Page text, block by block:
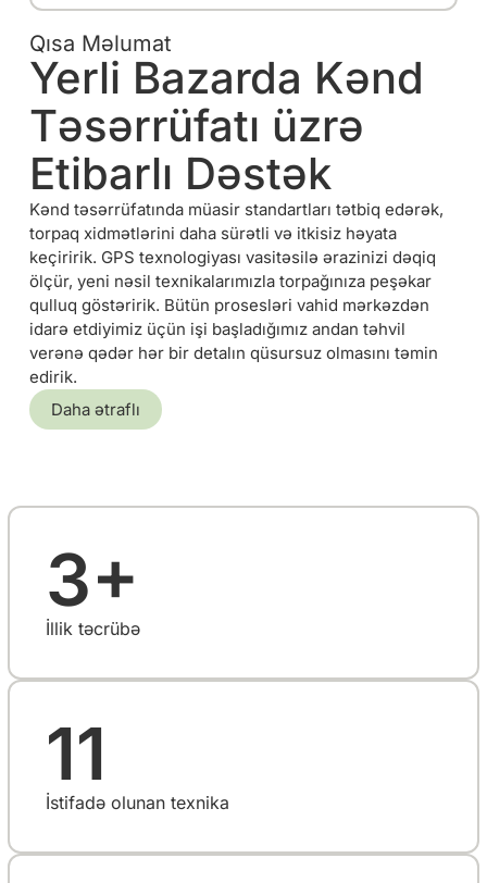
Qısa Məlumat
Yerli Bazarda Kənd
Təsərrüfatı üzrə
Etibarlı Dəstək
Kənd təsərrüfatında müasir standartları tətbiq edərək,
torpaq xidmətlərini daha sürətli və itkisiz həyata
keçiririk. GPS texnologiyası vasitəsilə ərazinizi dəqiq
ölçür, yeni nəsil texnikalarımızla torpağınıza peşəkar
qulluq göstəririk. Bütün prosesləri vahid mərkəzdən
idarə etdiyimiz üçün işi başladığımız andan təhvil
verənə qədər hər bir detalın qüsursuz olmasını təmin
edirik.
Daha ətraflı
3+
İllik təcrübə
11
İstifadə olunan texnika